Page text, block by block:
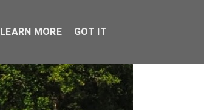
LEARN MORE GOT IT